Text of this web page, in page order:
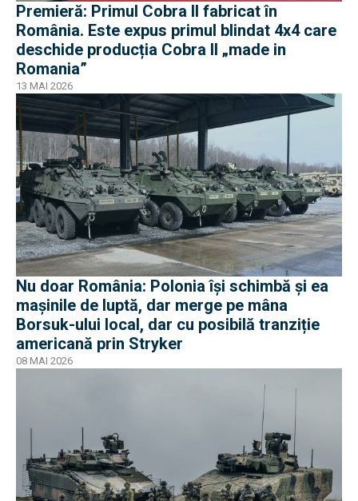
Premieră: Primul Cobra II fabricat în
România. Este expus primul blindat 4x4 care
deschide producția Cobra II „made in
Romania”
13 MAI 2026
Nu doar România: Polonia își schimbă și ea
mașinile de luptă, dar merge pe mâna
Borsuk-ului local, dar cu posibilă tranziție
americană prin Stryker
08 MAI 2026